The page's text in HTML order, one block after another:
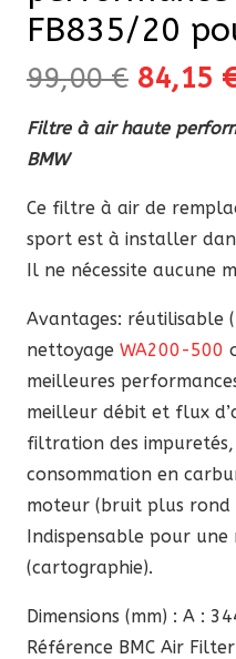
FB835/20
99,00€ Le
initial
99,00
84,15
Filtre à air haute
BMW
Ce filtre à air de
sport est à installer
Il ne nécessite aucune
Avantages: réutilisable
nettoyage WA200-500
meilleures
meilleur débit et flux
filtration des impuretés,
consommation en
moteur (bruit plus rond
Indispensable pour
(cartographie).
Dimensions (mm) : A :
Référence BMC Air